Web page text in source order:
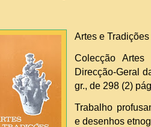
Artes e
Colecção
Direcção-Geral
gr., de 298 (2)
Trabalho
e desenhos